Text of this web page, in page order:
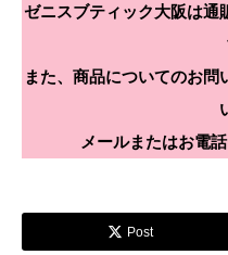
ゼニスブティック大阪は通
また、商品についてのお問
メールまたはお電
Post